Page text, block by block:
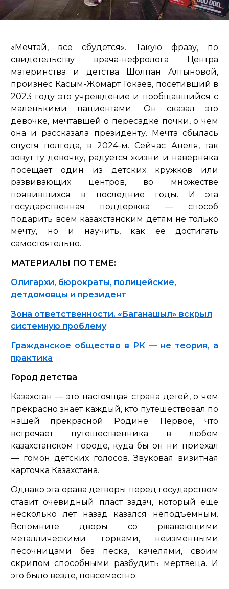
«Мечтай, все сбудется». Такую фразу, по
свидетельству врача-нефролога Центра
материнства и детства Шолпан Алтыновой,
произнес Касым-Жомарт Токаев, посетивший в
2023 году это учреждение и пообщавшийся с
маленькими пациентами. Он сказал это
девочке, мечтавшей о пересадке почки, о чем
она и рассказала президенту. Мечта сбылась
спустя полгода, в 2024-м. Сейчас Анеля, так
зовут ту девочку, радуется жизни и наверняка
посещает один из детских кружков или
развивающих центров, во множестве
появившихся в последние годы. И эта
государственная поддержка — способ
подарить всем казахстанским детям не только
мечту, но и научить, как ее достигать
самостоятельно.
МАТЕРИАЛЫ ПО ТЕМЕ:
Олигархи, бюрократы, полицейские,
детдомовцы и президент
Зона ответственности. «Баганашыл» вскрыл
системную проблему
Гражданское общество в РК — не теория, а
практика
Город детства
Казахстан — это настоящая страна детей, о чем
прекрасно знает каждый, кто путешествовал по
нашей прекрасной Родине. Первое, что
встречает путешественника в любом
казахстанском городе, куда бы он ни приехал
— гомон детских голосов. Звуковая визитная
карточка Казахстана.
Однако эта орава детворы перед государством
ставит очевидный пласт задач, который еще
несколько лет назад казался неподъемным.
Вспомните дворы со ржавеющими
металлическими горками, неизменными
песочницами без песка, качелями, своим
скрипом способными разбудить мертвеца. И
это было везде, повсеместно.